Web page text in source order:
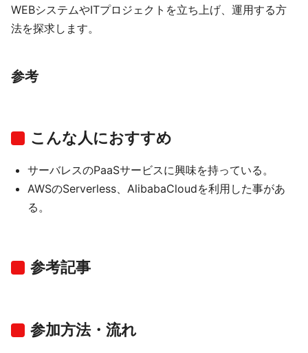
WEBシステムやITプロジェクトを立ち上げ、運用する方
法を探求します。
参考
こんな人におすすめ
サーバレスのPaaSサービスに興味を持っている。
AWSのServerless、AlibabaCloudを利用した事があ
る。
参考記事
参加方法・流れ